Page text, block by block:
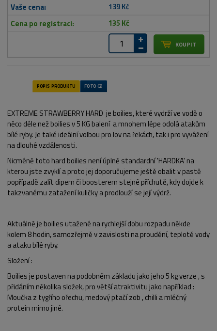
139 Kč
135 Kč
EXTREME STRAWBERRY HARD je boilies, které vydrží ve vodě o
něco déle než boilies v 5 KG balení a mnohem lépe odolá atakům
bílé ryby. Je také ideální volbou pro lov na řekách, tak i pro vyvážení
na dlouhé vzdálenosti.
Nicméně toto hard boilies není úplně standardní 'HARDKA' na
kterou jste zvyklí a proto jej doporučujeme ještě obalit v pastě
popřípadě zalít dipem či boosterem stejné příchutě, kdy dojde k
takzvanému zatažení kuličky a prodlouží se její výdrž.
Aktuálně je boilies utažené na rychlejší dobu rozpadu někde
kolem 8 hodin, samozřejmě v zavislosti na proudění, teplotě vody
a ataku bílé ryby.
Složení:
Boilies je postaven na podobném základu jako jeho 5 kg verze , s
přidáním několika složek, pro větší atraktivitu jako například :
Moučka z tygřího ořechu, medový ptačí zob , chilli a mléčný
protein mimo jiné.